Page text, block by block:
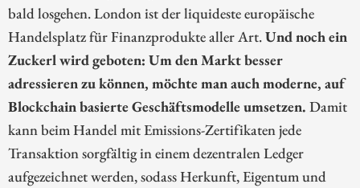
bald losgehen. London ist der liquideste europäische
Handelsplatz für Finanzprodukte aller Art.Und noch ein
Zuckerl wird geboten: Um den Markt besser
adressieren zu können, möchte man auch moderne, auf
Blockchain basierte Geschäftsmodelle umsetzen. Damit
kann beim Handel mit Emissions-Zertifikaten jede
Transaktion sorgfältig in einem dezentralen Ledger
aufgezeichnet werden, sodass Herkunft, Eigentum und